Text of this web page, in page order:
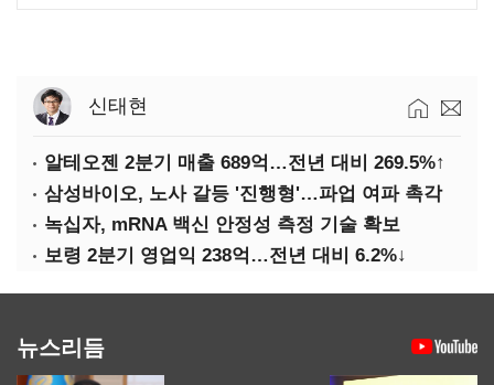
신태현
알테오젠 2분기 매출 689억…전년 대비 269.5%↑
삼성바이오, 노사 갈등 '진행형'…파업 여파 촉각
녹십자, mRNA 백신 안정성 측정 기술 확보
보령 2분기 영업익 238억…전년 대비 6.2%↓
뉴스리듬